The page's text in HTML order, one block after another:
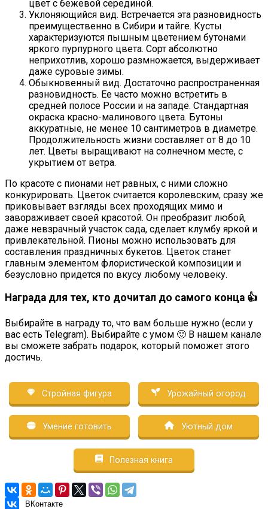
цвет с бежевой серединой.
Уклоняющийся вид. Встречается эта разновидность
преимущественно в Сибири и тайге. Кусты
характеризуются пышным цветением бутонами
яркого пурпурного цвета. Сорт абсолютно
неприхотлив, хорошо размножается, выдерживает
даже суровые зимы.
Обыкновенный вид. Достаточно распространенная
разновидность. Ее часто можно встретить в
средней полосе России и на западе. Стандартная
окраска красно-малинового цвета. Бутоны
аккуратные, не менее 10 сантиметров в диаметре.
Продолжительность жизни составляет от 8 до 10
лет. Цветы выращивают на солнечном месте, с
укрытием от ветра.
По красоте с пионами нет равных, с ними сложно
конкурировать. Цветок считается королевским, сразу же
приковывает взгляды всех проходящих мимо и
завораживает своей красотой. Он преобразит любой,
даже невзрачный участок сада, сделает клумбу яркой и
привлекательной. Пионы можно использовать для
составления праздничных букетов. Цветок станет
главным элементом флористической композиции и
безусловно придется по вкусу любому человеку.
Награда для тех, кто дочитал до самого конца 👍
Выбирайте в награду то, что вам больше нужно (если у
вас есть Telegram). Выбирайте с умом 🙂 В нашем канале
вы сможете забрать подарок, который поможет этого
достичь.
Стройная фигура Урожайный огород
Умение готовить Уютный дом
Полезная книга
ВКонтакте